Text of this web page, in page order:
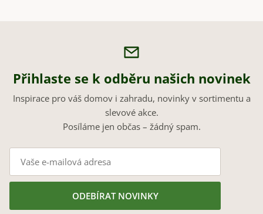
Přihlaste se k odběru našich novinek
Inspirace pro váš domov i zahradu, novinky v sortimentu a
slevové akce.
Posíláme jen občas – žádný spam.
ODEBÍRAT NOVINKY